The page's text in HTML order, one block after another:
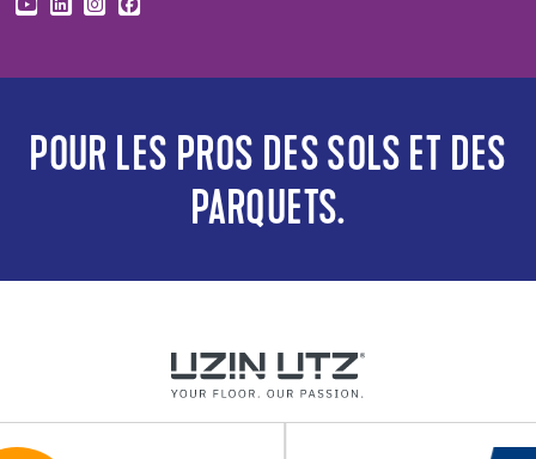
POUR LES PROS DES SOLS ET DES
PARQUETS.